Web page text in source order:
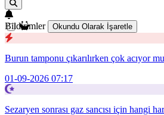
Bildirimler Okundu Olarak İşaretle
Burun tamponu çıkarılırken çok acıyor
01-09-2026 07:17
Sezaryen sonrası gaz sancısı için hangi